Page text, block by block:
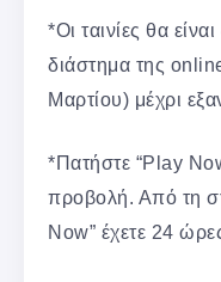
*Οι ταινίες θα
διάστημα της
Μαρτίου) μέχρι
*Πατήστε “Play
προβολή. Από τη
Now” έχετε 24 ώρες